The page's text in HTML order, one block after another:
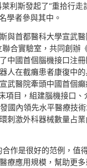
利斯發起了“重拾行走
學者參與其中。
與首都醫科大學宣武
聯合實驗室，共同創辦
中國首個腦機接口注冊
人在截癱患者康復中
武醫院牽頭中國首個
項目，組建腦機接口、
國內領先水平醫療技
刺激外科器械數量占
合作是很好的范例，值
療應用規模，幫助更多